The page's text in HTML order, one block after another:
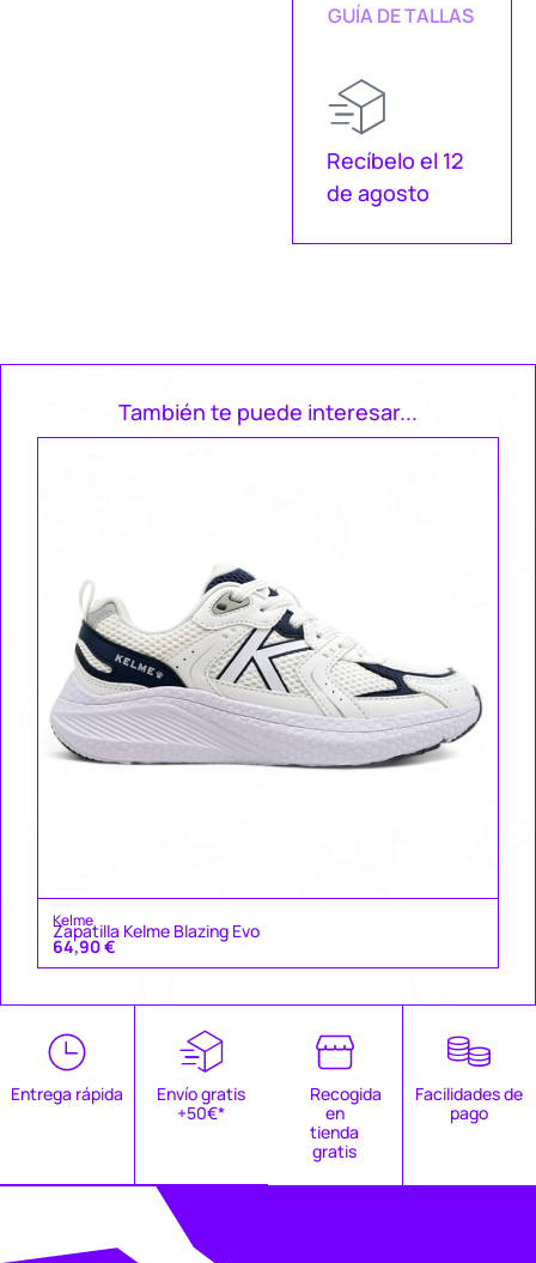
GUÍA DE TALLAS
Recíbelo el 12
de agosto
También te puede interesar...
Kelme
Zapatilla Kelme Blazing Evo
64,90€
Entrega rápida
Envío gratis
+50€*
Recogida
en
tienda
gratis
Facilidades de
pago